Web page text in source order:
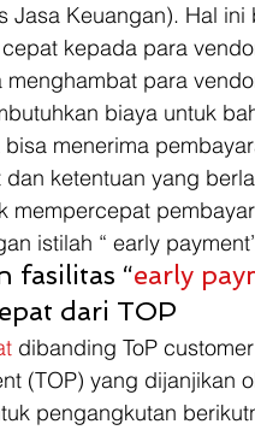
Jasa Keuangan). Hal
kepada para
para
biaya untuk
menerima
ketentuan yang
mempercepat
istilah “ early
fasilitas “early
dari TOP
dibanding ToP
(TOP) yang dijanjikan
pengangkutan